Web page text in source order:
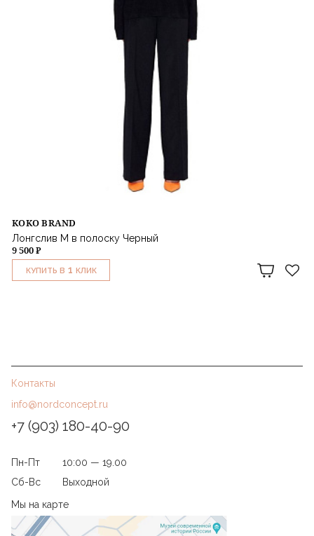
KOKO BRAND
Лонгслив M в полоску Черный
9 500 ₽
КУПИТЬ В 1 КЛИК
Контакты
info@nordconcept.ru
+7 (903) 180-40-90
Пн-Пт
10:00 — 19.00
Сб-Вс
Выходной
Мы на карте